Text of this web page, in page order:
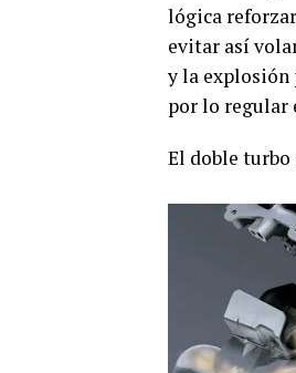
lógica
evitar así
y la explosión
por lo regular
El doble